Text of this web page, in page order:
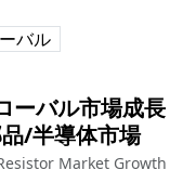
バル
ーバル市場成長
/半導体市場
Market Growth